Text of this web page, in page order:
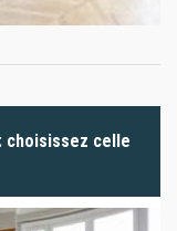
choisissez celle